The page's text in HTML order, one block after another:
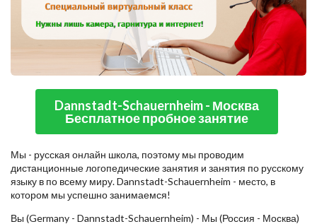
Dannstadt-Schauernheim - Москва
Бесплатное пробное занятие
Мы - русская онлайн школа, поэтому мы проводим
дистанционные логопедические занятия и занятия по русскому
языку в по всему миру. Dannstadt-Schauernheim - место, в
котором мы успешно занимаемся!
Вы (Germany - Dannstadt-Schauernheim) - Мы (Россия - Москва)